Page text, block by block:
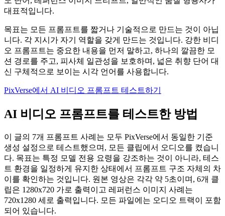
대표적입니다.
목표는 모든 프롬프트를 짧거나 기술적으로 만드는 것이 아닙
니다. 각 지시가 자기 역할을 갖게 만드는 것입니다. 강한 비디
오 프롬프트는 중요한 내용을 먼저 말하고, 하나의 깔끔한 모
션 경로를 주고, 피사체 일관성을 보호하며, 넓은 취향 단어 대
신 구체적으로 보이는 시각 언어를 사용합니다.
PixVerse에서 AI 비디오 프롬프트 테스트하기
AI 비디오 프롬프트를 테스트한 방법
이 글의 7개 프롬프트 사례는 모두 PixVerse에서 동일한 기준
생성 설정으로 테스트했으며, 모든 클립에서 오디오를 켰습니
다. 목표는 특정 모델 전용 요령을 강조하는 것이 아니라, 테스
트 환경을 일정하게 유지한 상태에서 프롬프트 구조 자체의 차
이를 확인하는 것입니다. 원본 영상은 각각 약 5초이며, 6개 클
립은 1280x720 가로 출력이고 레퍼런스 이미지 사례는
720x1280 세로 출력입니다. 모든 파일에는 오디오 트랙이 포함
되어 있습니다.